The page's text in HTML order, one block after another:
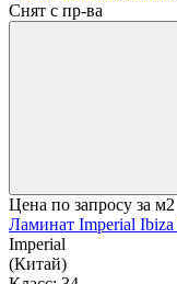
Снят с пр-ва
Цена по запросу за м2
Ламинат Imperial
Imperial
(Китай)